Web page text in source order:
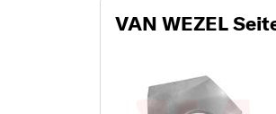
VAN WEZEL